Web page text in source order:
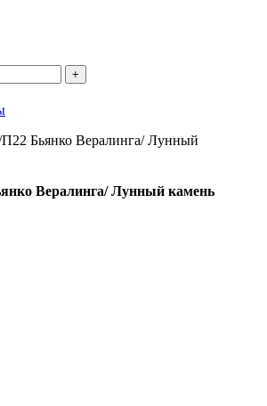
+
Вералинга/ Лунный камень